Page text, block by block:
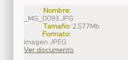
Nombre:
_MG_0093.JPG
Tamaño: 2.577Mb
Formato:
imagen JPEG
Ver documento